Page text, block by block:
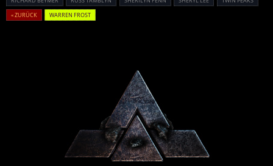
« ZURÜCK
WARREN FROST
Powered By :